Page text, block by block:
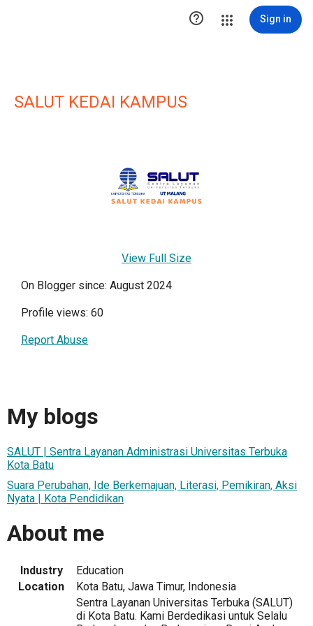
 Sign in
SALUT KEDAI KAMPUS
View Full Size
On Blogger since: August 2024
Profile views: 60
Report Abuse
My blogs
SALUT | Sentra Layanan Administrasi Universitas Terbuka
Kota Batu
Suara Perubahan, Ide Berkemajuan, Literasi, Pemikiran, Aksi
Nyata | Kota Pendidikan
About me
Industry
Education
Location
Kota Batu, Jawa Timur, Indonesia
Sentra Layanan Universitas Terbuka (SALUT)
di Kota Batu. Kami Berdedikasi untuk Selalu